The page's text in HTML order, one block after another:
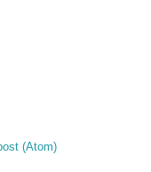
(Atom)